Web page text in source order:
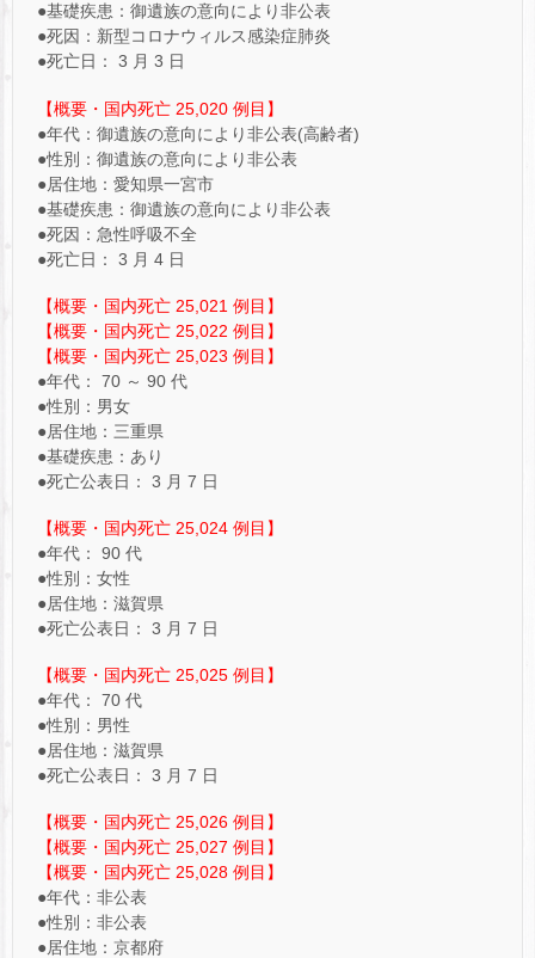
●基礎疾患：御遺族の意向により非公表
●死因：新型コロナウィルス感染症肺炎
●死亡日： 3 月 3 日
【概要・国内死亡 25,020 例目】
●年代：御遺族の意向により非公表(高齢者)
●性別：御遺族の意向により非公表
●居住地：愛知県一宮市
●基礎疾患：御遺族の意向により非公表
●死因：急性呼吸不全
●死亡日： 3 月 4 日
【概要・国内死亡 25,021 例目】
【概要・国内死亡 25,022 例目】
【概要・国内死亡 25,023 例目】
●年代： 70 ～ 90 代
●性別：男女
●居住地：三重県
●基礎疾患：あり
●死亡公表日： 3 月 7 日
【概要・国内死亡 25,024 例目】
●年代： 90 代
●性別：女性
●居住地：滋賀県
●死亡公表日： 3 月 7 日
【概要・国内死亡 25,025 例目】
●年代： 70 代
●性別：男性
●居住地：滋賀県
●死亡公表日： 3 月 7 日
【概要・国内死亡 25,026 例目】
【概要・国内死亡 25,027 例目】
【概要・国内死亡 25,028 例目】
●年代：非公表
●性別：非公表
●居住地：京都府